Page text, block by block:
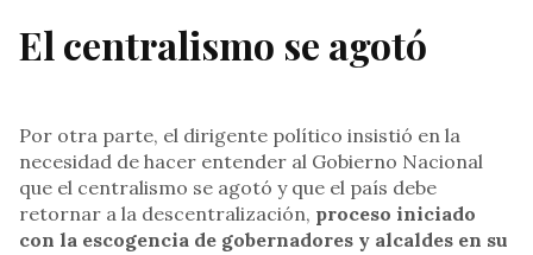
El centralismo se agotó
Por otra parte, el dirigente político insistió en la
necesidad de hacer entender al Gobierno Nacional
que el centralismo se agotó y que el país debe
retornar a la descentralización, proceso iniciado
con la escogencia de gobernadores y alcaldes en su